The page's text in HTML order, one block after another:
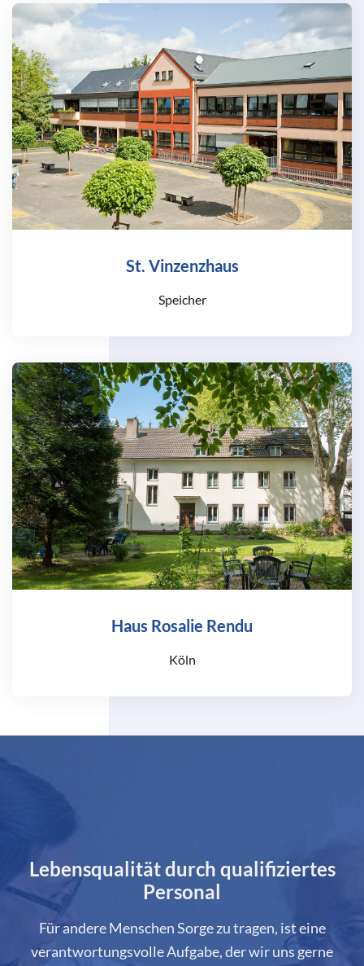
St. Vinzenzhaus
Speicher
Haus Rosalie Rendu
Köln
Lebensqualität durch qualifiziertes
Personal
Für andere Menschen Sorge zu tragen, ist eine
verantwortungsvolle Aufgabe, der wir uns gerne